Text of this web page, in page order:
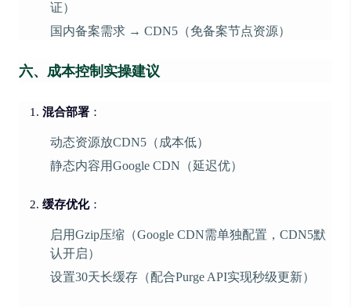
证）
国内备案需求 → CDN5（免备案节点资源）
六、成本控制实操建议
混合部署 ：
动态资源放CDN5（成本低）
静态内容用Google CDN（延迟优）
缓存优化：
启用Gzip压缩（Google CDN需单独配置，CDN5默
认开启）
设置30天长缓存（配合Purge API实现秒级更新）